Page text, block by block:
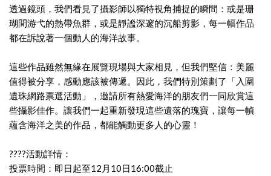
透過鏡頭，我們看見了攝影師以獨特視角捕捉的瞬間：或是珊
瑚間游弋的熱帶魚群，或是靜謐深邃的沉船剪影，每一幅作品
都在訴說著一個動人的海洋故事。
這些作品雖然無緣在展覽現場與大家相見，但我們堅信：美麗
值得被分享，感動應該被傳遞。因此，我們特別策劃了「入圍
遺珠網路票選活動」，邀請所有熱愛海洋的朋友們一同欣賞這
些攝影佳作。讓我們一起重新發現這些遺落的瑰寶，讓每一幀
蘊含海洋之美的作品，都能觸動更多人的心靈！
????活動詳情：
投票時間：即日起至12月10日16:00截止